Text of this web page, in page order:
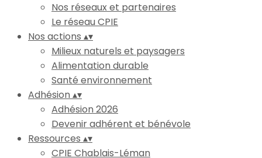
Nos réseaux et partenaires
Le réseau CPIE
Nos actions ▴▾
Milieux naturels et paysagers
Alimentation durable
Santé environnement
Adhésion▴▾
Adhésion 2026
Devenir adhérent et bénévole
Ressources ▴▾
CPIE Chablais-Léman